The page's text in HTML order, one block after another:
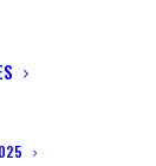
growing in